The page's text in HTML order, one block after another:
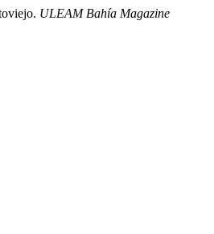
ULEAM Bahía Magazine